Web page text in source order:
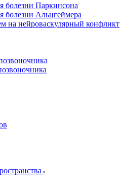
болезни Паркинсона
болезни Альцгеймера
на нейроваскулярный конфликт